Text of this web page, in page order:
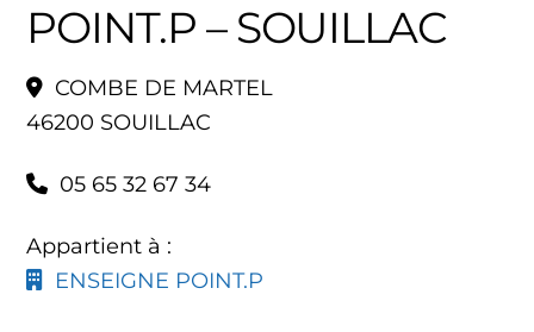
POINT.P – SOUILLAC
COMBE DE MARTEL
46200 SOUILLAC
05 65 32 67 34
Appartient à :
ENSEIGNE POINT.P